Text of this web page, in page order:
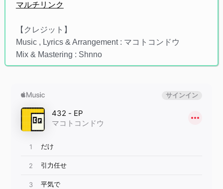
マルチリンク
【クレジット】
Music , Lyrics & Arrangement : マコトコンドウ
Mix & Mastering : Shnno